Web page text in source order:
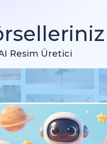
Resim Üretici